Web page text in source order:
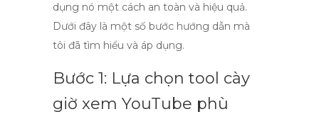
dụng nó một cách an toàn và hiệu quả.
Dưới đây là một số bước hướng dẫn mà
tôi đã tìm hiểu và áp dụng.
Bước 1: Lựa chọn tool cày
giờ xem YouTube phù